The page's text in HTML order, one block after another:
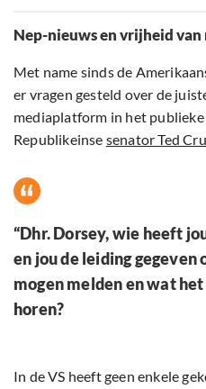
Nep-nieuws en vrijheid
Met name sinds de
er vragen gesteld over de
mediaplatform in het
Republikeinse senator Ted
“Dhr. Dorsey, wie heeft
en jou de leiding gegeven
mogen melden en wat
horen?
In de VS heeft geen enkele